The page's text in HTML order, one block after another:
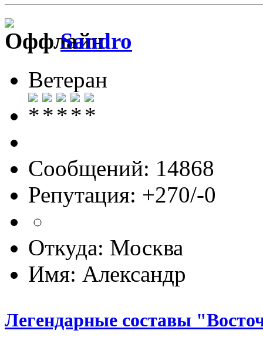
Sandro
Ветеран
Сообщений: 14868
Репутация: +270/-0
Откуда: Москва
Имя: Александр
Легендарные составы